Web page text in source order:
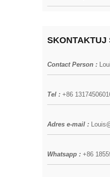
SKONTAKTUJ
Contact Person :
Tel : +86
Adres e-mail :
Whatsapp : +86